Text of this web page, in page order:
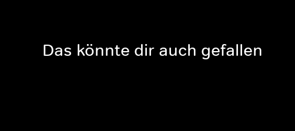
Das könnte dir auch gefallen